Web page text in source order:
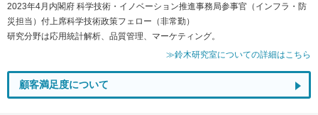
2023年4月内閣府 科学技術・イノベーション推進事務局参事官（インフラ・防
災担当）付上席科学技術政策フェロー（非常勤）
研究分野は応用統計解析、品質管理、マーケティング。
≫鈴木研究室についての詳細はこちら
顧客満足度について